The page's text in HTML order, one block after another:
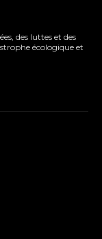
des luttes et des
écologique et